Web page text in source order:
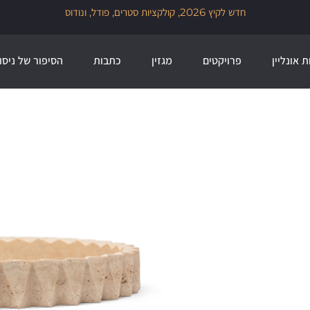
אונליין פרויקטים מגזין כתבות הסיפור של ניסו